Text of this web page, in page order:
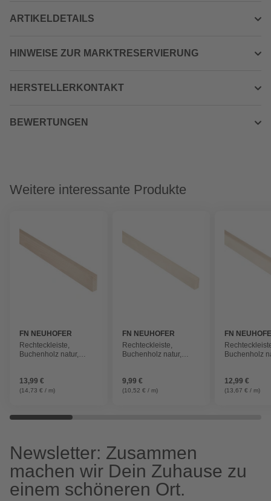
ARTIKELDETAILS
HINWEISE ZUR MARKTRESERVIERUNG
HERSTELLERKONTAKT
BEWERTUNGEN
Weitere interessante Produkte
FN NEUHOFER
Rechteckleiste,
Buchenholz natur,
13,99 €
(14,73 € / m)
FN NEUHOFER
Rechteckleiste,
Buchenholz natur,
9,99 €
(10,52 € / m)
FN
Buchenholz
12,99 €
(13,67 € / m)
Newsletter: Zusammen
machen wir Dein Zuhause zu
einem schöneren Ort.